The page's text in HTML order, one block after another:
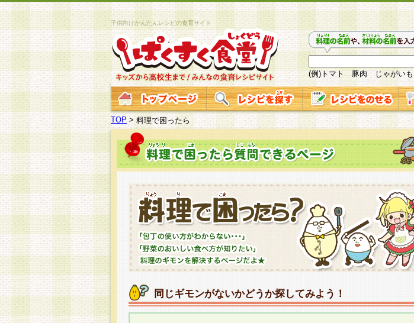
子供向けかんたんレシピの食育サイト
(例)トマト 豚肉 じゃがいも
TOP > 料理で困ったら
同じギモンがないかどうか探してみよう！